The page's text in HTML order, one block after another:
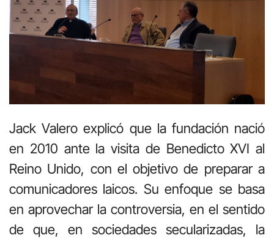
Jack Valero explicó que la fundación nació
en 2010 ante la visita de Benedicto XVI al
Reino Unido, con el objetivo de preparar a
comunicadores laicos. Su enfoque se basa
en aprovechar la controversia, en el sentido
de que, en sociedades secularizadas, la